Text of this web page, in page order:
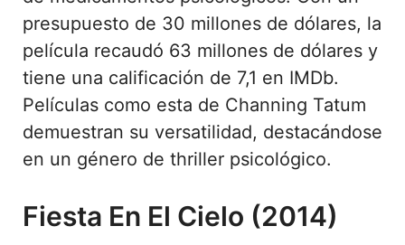
presupuesto de 30 millones de dólares, la
película recaudó 63 millones de dólares y
tiene una calificación de 7,1 en IMDb.
Películas como esta de Channing Tatum
demuestran su versatilidad, destacándose
en un género de thriller psicológico.
Fiesta En El Cielo (2014)